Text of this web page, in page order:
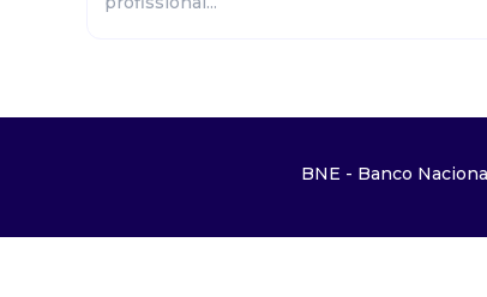
BNE - Banco